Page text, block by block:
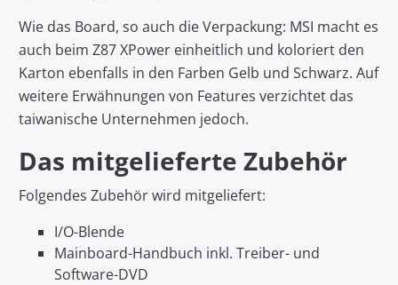
Wie das Board, so auch die Verpackung: MSI macht es
auch beim Z87 XPower einheitlich und koloriert den
Karton ebenfalls in den Farben Gelb und Schwarz. Auf
weitere Erwähnungen von Features verzichtet das
taiwanische Unternehmen jedoch.
Das mitgelieferte Zubehör
Folgendes Zubehör wird mitgeliefert:
I/O-Blende
Mainboard-Handbuch inkl. Treiber- und
Software-DVD